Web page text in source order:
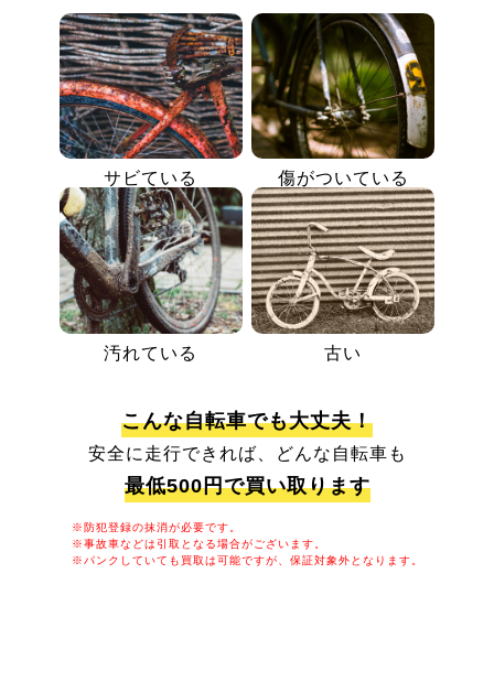
サビている 傷がついている
汚れている 古い
こんな自転車でも大丈夫！
安全に走行できれば、どんな自転車も
最低500円で買い取ります
※防犯登録の抹消が必要です。
※事故車などは引取となる場合がございます。
※パンクしていても買取は可能ですが、保証対象外となります。